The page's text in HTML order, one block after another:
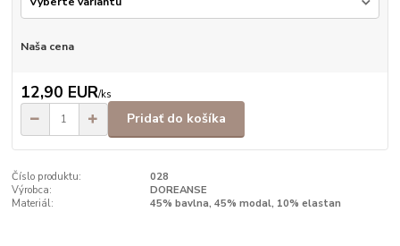
Naša cena
12,90 EUR/ks
Pridať do košíka
Číslo produktu:
028
Výrobca:
DOREANSE
Materiál:
45% bavlna, 45% modal, 10% elastan